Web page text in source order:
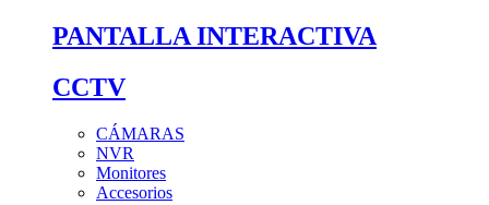
PANTALLA INTERACTIVA
CCTV
CÁMARAS
NVR
Monitores
Accesorios